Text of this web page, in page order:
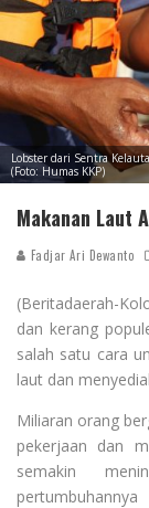
Lobster dari Sentra
(Foto: Humas KKP)
Makanan Laut
Fadjar Ari Dewanto
(Beritadaerah-
dan kerang
salah satu cara
laut dan
Miliaran orang
pekerjaan dan
semakin